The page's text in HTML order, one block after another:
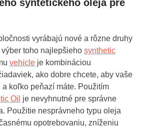
syntetického oleja pre
vyrábajú nové a rôzne druhy
toho najlepšieho synthetic
vehicleje kombináciou
ako dobre chcete, aby vaše
koľko peňazí máte. Použitím
Oil je nevyhnutné pre správne
Použitie nesprávneho typu oleja
opotrebovaniu, zníženiu